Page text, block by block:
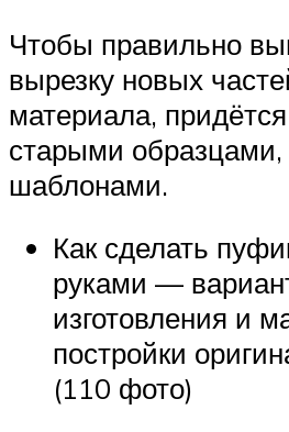
Чтобы правильно
вырезку новых
материала,
старыми образцами,
шаблонами.
Как сделать
руками —
изготовления и
постройки
(110 фото)